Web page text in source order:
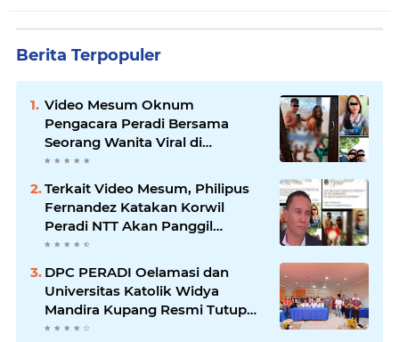
Berita Terpopuler
Video Mesum Oknum
Pengacara Peradi Bersama
Seorang Wanita Viral di
Facebook
Terkait Video Mesum, Philipus
Fernandez Katakan Korwil
Peradi NTT Akan Panggil
Oknum Advokat
DPC PERADI Oelamasi dan
Universitas Katolik Widya
Mandira Kupang Resmi Tutup
PKPA Angkatan II